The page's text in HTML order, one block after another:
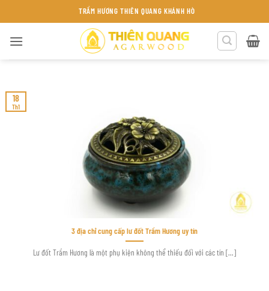
qua
TRẦM HƯƠNG THIÊN QUANG KHÁNH HÒA
3 địa chỉ cung cấp lư đốt Trầm Hương uy tín
Lư đốt Trầm Hương là một phụ kiện không thể thiếu đối với các tín [...]
18
Th1